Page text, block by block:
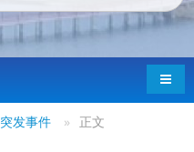
导航
突发事件 » 正文